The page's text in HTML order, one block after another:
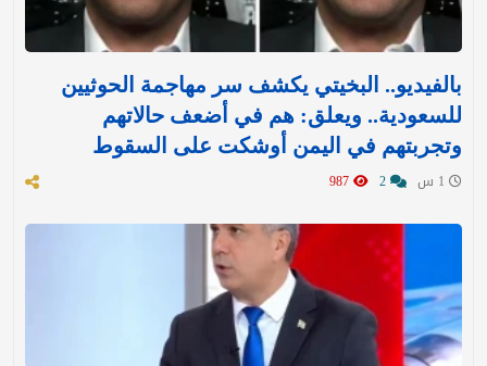
بالفيديو.. البخيتي يكشف سر مهاجمة الحوثيين
للسعودية.. ويعلق: هم في أضعف حالاتهم
وتجربتهم في اليمن أوشكت على السقوط